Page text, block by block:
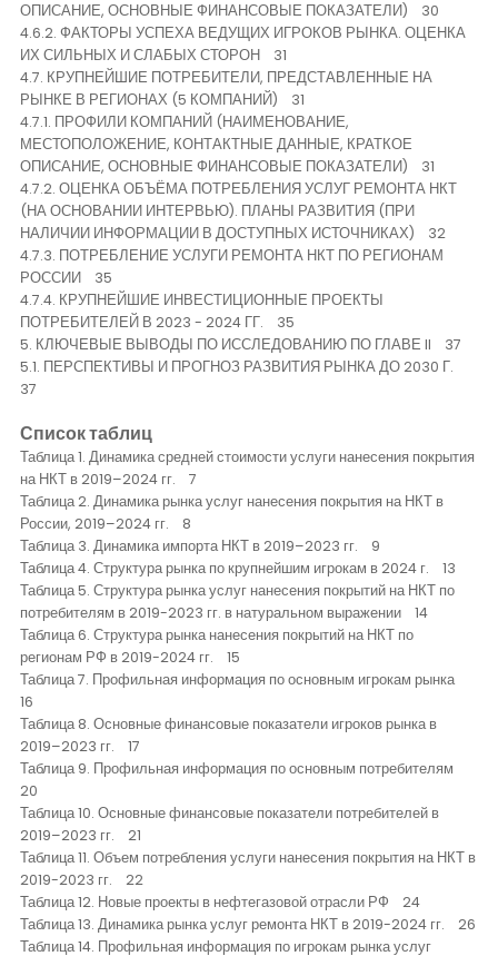
ОПИСАНИЕ, ОСНОВНЫЕ ФИНАНСОВЫЕ ПОКАЗАТЕЛИ) 30
4.6.2. ФАКТОРЫ УСПЕХА ВЕДУЩИХ ИГРОКОВ РЫНКА. ОЦЕНКА
ИХ СИЛЬНЫХ И СЛАБЫХ СТОРОН 31
4.7. КРУПНЕЙШИЕ ПОТРЕБИТЕЛИ, ПРЕДСТАВЛЕННЫЕ НА
РЫНКЕ В РЕГИОНАХ (5 КОМПАНИЙ) 31
4.7.1. ПРОФИЛИ КОМПАНИЙ (НАИМЕНОВАНИЕ,
МЕСТОПОЛОЖЕНИЕ, КОНТАКТНЫЕ ДАННЫЕ, КРАТКОЕ
ОПИСАНИЕ, ОСНОВНЫЕ ФИНАНСОВЫЕ ПОКАЗАТЕЛИ) 31
4.7.2. ОЦЕНКА ОБЪЁМА ПОТРЕБЛЕНИЯ УСЛУГ РЕМОНТА НКТ
(НА ОСНОВАНИИ ИНТЕРВЬЮ). ПЛАНЫ РАЗВИТИЯ (ПРИ
НАЛИЧИИ ИНФОРМАЦИИ В ДОСТУПНЫХ ИСТОЧНИКАХ) 32
4.7.3. ПОТРЕБЛЕНИЕ УСЛУГИ РЕМОНТА НКТ ПО РЕГИОНАМ
РОССИИ 35
4.7.4. КРУПНЕЙШИЕ ИНВЕСТИЦИОННЫЕ ПРОЕКТЫ
ПОТРЕБИТЕЛЕЙ В 2023 - 2024 ГГ. 35
5. КЛЮЧЕВЫЕ ВЫВОДЫ ПО ИССЛЕДОВАНИЮ ПО ГЛАВЕ II 37
5.1. ПЕРСПЕКТИВЫ И ПРОГНОЗ РАЗВИТИЯ РЫНКА ДО 2030 Г.
37
Список таблиц
Таблица 1. Динамика средней стоимости услуги нанесения покрытия
на НКТ в 2019–2024 гг. 7
Таблица 2. Динамика рынка услуг нанесения покрытия на НКТ в
России, 2019–2024 гг. 8
Таблица 3. Динамика импорта НКТ в 2019–2023 гг. 9
Таблица 4. Структура рынка по крупнейшим игрокам в 2024 г. 13
Таблица 5. Структура рынка услуг нанесения покрытий на НКТ по
потребителям в 2019-2023 гг. в натуральном выражении 14
Таблица 6. Структура рынка нанесения покрытий на НКТ по
регионам РФ в 2019-2024 гг. 15
Таблица 7. Профильная информация по основным игрокам рынка
16
Таблица 8. Основные финансовые показатели игроков рынка в
2019–2023 гг. 17
Таблица 9. Профильная информация по основным потребителям
20
Таблица 10. Основные финансовые показатели потребителей в
2019–2023 гг. 21
Таблица 11. Объем потребления услуги нанесения покрытия на НКТ в
2019-2023 гг. 22
Таблица 12. Новые проекты в нефтегазовой отрасли РФ 24
Таблица 13. Динамика рынка услуг ремонта НКТ в 2019-2024 гг. 26
Таблица 14. Профильная информация по игрокам рынка услуг